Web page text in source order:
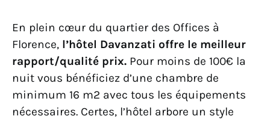
En plein cœur du quartier des Offices à
Florence, l’hôtel Davanzati offre le meilleur
rapport/qualité prix. Pour moins de 100€ la
nuit vous bénéficiez d’une chambre de
minimum 16 m2 avec tous les équipements
nécessaires. Certes, l’hôtel arbore un style